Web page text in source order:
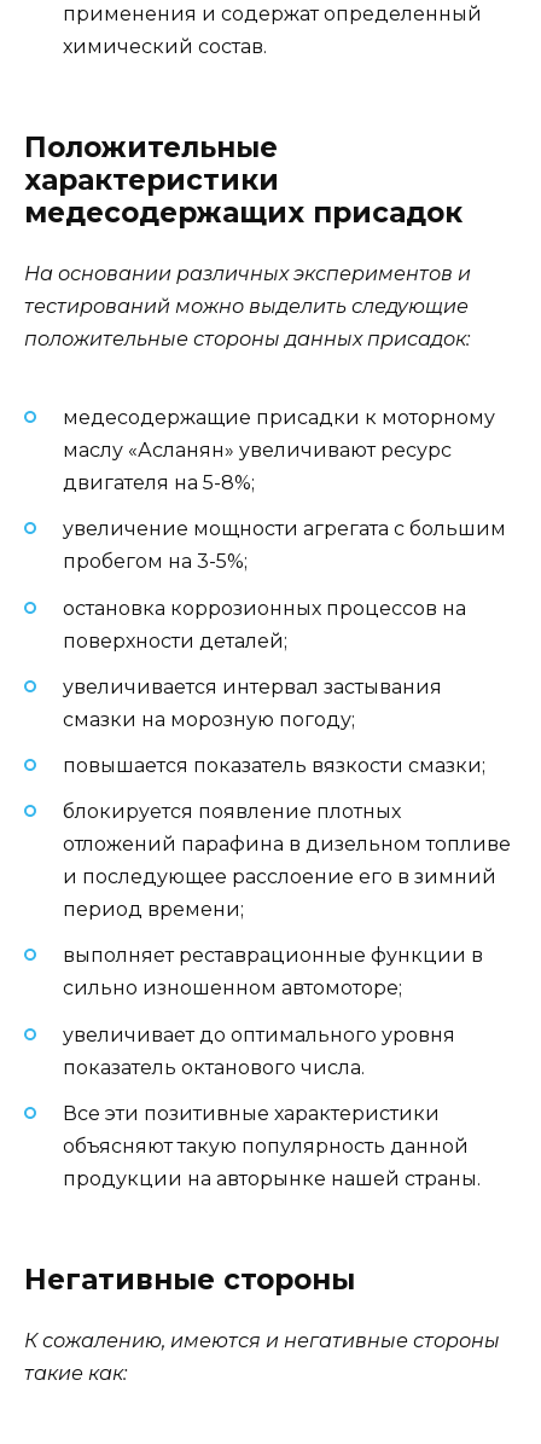
применения и содержат определенный
химический состав.
Положительные
характеристики
медесодержащих присадок
На основании различных экспериментов и
тестирований можно выделить следующие
положительные стороны данных присадок:
медесодержащие присадки к моторному
маслу «Асланян» увеличивают ресурс
двигателя на 5-8%;
увеличение мощности агрегата с большим
пробегом на 3-5%;
остановка коррозионных процессов на
поверхности деталей;
увеличивается интервал застывания
смазки на морозную погоду;
повышается показатель вязкости смазки;
блокируется появление плотных
отложений парафина в дизельном топливе
и последующее расслоение его в зимний
период времени;
выполняет реставрационные функции в
сильно изношенном автомоторе;
увеличивает до оптимального уровня
показатель октанового числа.
Все эти позитивные характеристики
объясняют такую популярность данной
продукции на авторынке нашей страны.
Негативные стороны
К сожалению, имеются и негативные стороны
такие как: